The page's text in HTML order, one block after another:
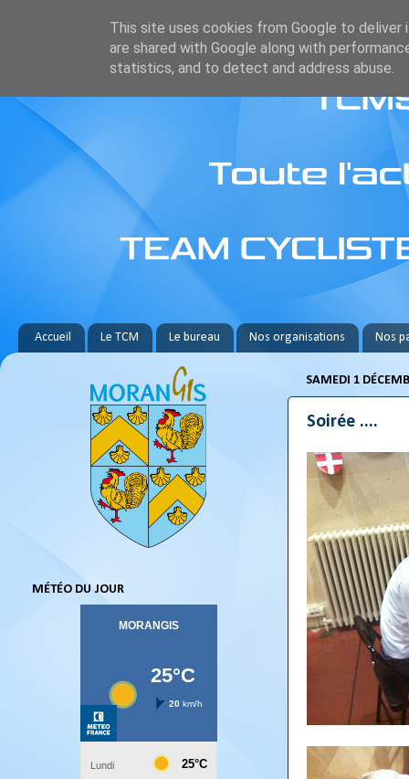
Accueil Le TCM Le bureau Nos organisations Nos
SAMEDI 1
Soirée ....
MÉTÉO DU JOUR
This site uses cookies from Google to deliver
are shared with Google along with
statistics, and to detect and address abuse.